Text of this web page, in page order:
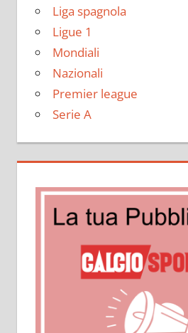
Liga spagnola
Ligue 1
Mondiali
Nazionali
Premier league
Serie A